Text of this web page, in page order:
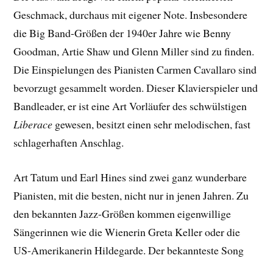
Geschmack, durchaus mit eigener Note. Insbesondere
die Big Band-Größen der 1940er Jahre wie Benny
Goodman, Artie Shaw und Glenn Miller sind zu finden.
Die Einspielungen des Pianisten Carmen Cavallaro sind
bevorzugt gesammelt worden. Dieser Klavierspieler und
Bandleader, er ist eine Art Vorläufer des schwülstigen
Liberace gewesen, besitzt einen sehr melodischen, fast
schlagerhaften Anschlag.
Art Tatum und Earl Hines sind zwei ganz wunderbare
Pianisten, mit die besten, nicht nur in jenen Jahren. Zu
den bekannten Jazz-Größen kommen eigenwillige
Sängerinnen wie die Wienerin Greta Keller oder die
US-Amerikanerin Hildegarde. Der bekannteste Song